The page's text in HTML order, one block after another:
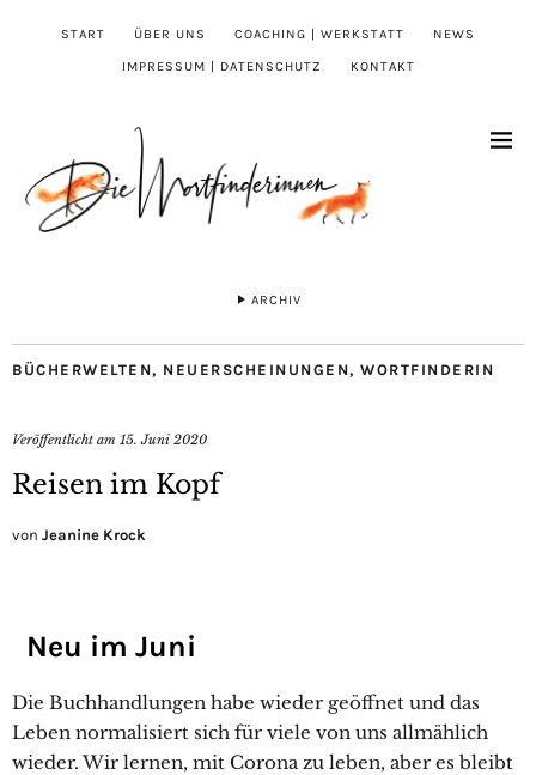
START ÜBER UNS COACHING | WERKSTATT NEWS
IMPRESSUM | DATENSCHUTZ KONTAKT
ARCHIV
BÜCHERWELTEN, NEUERSCHEINUNGEN, WORTFINDERIN
Veröffentlicht am 15. Juni 2020
Reisen im Kopf
von Jeanine Krock
Neu im Juni
Die Buchhandlungen habe wieder geöffnet und das
Leben normalisiert sich für viele von uns allmählich
wieder. Wir lernen, mit Corona zu leben, aber es bleibt